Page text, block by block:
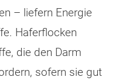
– liefern Energie
Haferflocken
die den Darm
sofern sie gut